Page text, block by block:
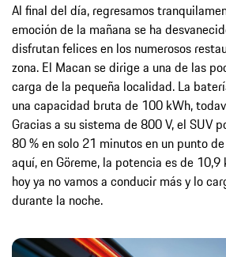
Al final del día, regresamos
emoción de la mañana se ha
disfrutan felices en los numerosos
zona. El Macan se dirige a una de las
carga de la pequeña localidad. La
una capacidad bruta de 100 kWh,
Gracias a su sistema de 800 V, el SUV
80 % en solo 21 minutos en un punto
aquí, en Göreme, la potencia es de 10,9
hoy ya no vamos a conducir más y lo
durante la noche.